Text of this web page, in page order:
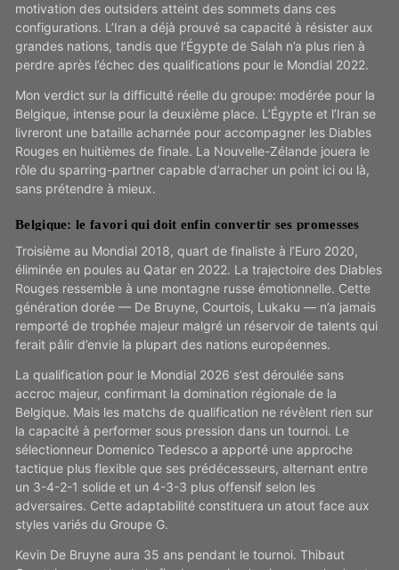
motivation des outsiders atteint des sommets dans ces
configurations. L’Iran a déjà prouvé sa capacité à résister aux
grandes nations, tandis que l’Égypte de Salah n’a plus rien à
perdre après l’échec des qualifications pour le Mondial 2022.
Mon verdict sur la difficulté réelle du groupe: modérée pour la
Belgique, intense pour la deuxième place. L’Égypte et l’Iran se
livreront une bataille acharnée pour accompagner les Diables
Rouges en huitièmes de finale. La Nouvelle-Zélande jouera le
rôle du sparring-partner capable d’arracher un point ici ou là,
sans prétendre à mieux.
Belgique: le favori qui doit enfin convertir ses promesses
Troisième au Mondial 2018, quart de finaliste à l’Euro 2020,
éliminée en poules au Qatar en 2022. La trajectoire des Diables
Rouges ressemble à une montagne russe émotionnelle. Cette
génération dorée — De Bruyne, Courtois, Lukaku — n’a jamais
remporté de trophée majeur malgré un réservoir de talents qui
ferait pâlir d’envie la plupart des nations européennes.
La qualification pour le Mondial 2026 s’est déroulée sans
accroc majeur, confirmant la domination régionale de la
Belgique. Mais les matchs de qualification ne révèlent rien sur
la capacité à performer sous pression dans un tournoi. Le
sélectionneur Domenico Tedesco a apporté une approche
tactique plus flexible que ses prédécesseurs, alternant entre
un 3-4-2-1 solide et un 4-3-3 plus offensif selon les
adversaires. Cette adaptabilité constituera un atout face aux
styles variés du Groupe G.
Kevin De Bruyne aura 35 ans pendant le tournoi. Thibaut